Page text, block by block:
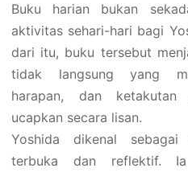
Buku harian bukan
aktivitas sehari-hari bagi
dari itu, buku tersebut
tidak langsung yang
harapan, dan
ucapkan secara lisan.
Yoshida dikenal
terbuka dan reflektif. Ia